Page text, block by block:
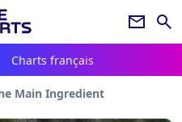
newsletter search
Charts français
Main Ingredient